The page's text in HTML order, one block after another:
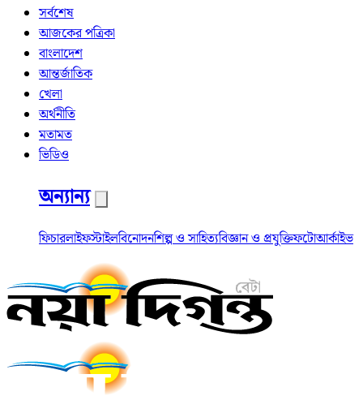
সর্বশেষ
আজকের পত্রিকা
বাংলাদেশ
আন্তর্জাতিক
খেলা
অর্থনীতি
মতামত
ভিডিও
অন্যান্য
ফিচারলাইফস্টাইলবিনোদনশিল্প ও সাহিত্যবিজ্ঞান ও প্রযুক্তিফটোআর্কাইভ